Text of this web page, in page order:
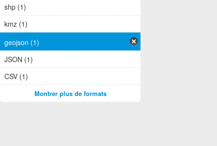
shp (1)
kmz (1)
geojson (1)
JSON (1)
CSV (1)
Montrer plus de formats